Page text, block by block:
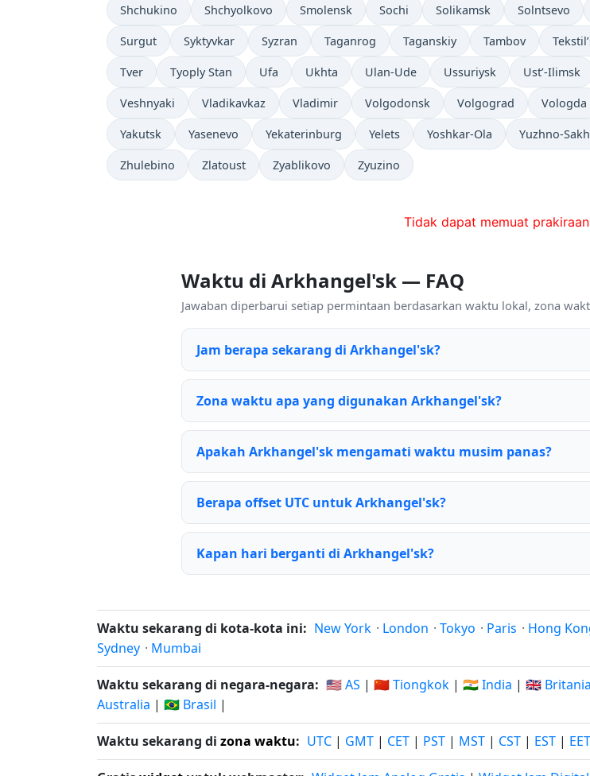
Shchukino Shchyolkovo Smolensk Sochi Solikamsk Solntsevo
Surgut Syktyvkar Syzran Taganrog Taganskiy Tambov
Tver Tyoply Stan Ufa Ukhta Ulan-Ude Ussuriysk Ust’-Ilimsk
Veshnyaki Vladikavkaz Vladimir Volgodonsk Volgograd Vologda
Yakutsk Yasenevo Yekaterinburg Yelets Yoshkar-Ola Yuzhno-
Zhulebino Zlatoust Zyablikovo Zyuzino
Tidak dapat memuat
Waktu di Arkhangel'sk — FAQ
Jawaban diperbarui setiap permintaan berdasarkan waktu lokal, zona
Jam berapa sekarang di Arkhangel'sk?
Zona waktu apa yang digunakan Arkhangel'sk?
Apakah Arkhangel'sk mengamati waktu musim panas?
Berapa offset UTC untuk Arkhangel'sk?
Kapan hari berganti di Arkhangel'sk?
Waktu sekarang di kota-kota ini: New York · London · Tokyo · Paris · Hong
Sydney · Mumbai
Waktu sekarang di negara-negara: 🇺🇸 AS | 🇨🇳 Tiongkok | 🇮🇳 India | 🇬🇧
Australia | 🇧🇷 Brasil |
Waktu sekarang di zona waktu: UTC | GMT | CET | PST | MST | CST | EST | EET